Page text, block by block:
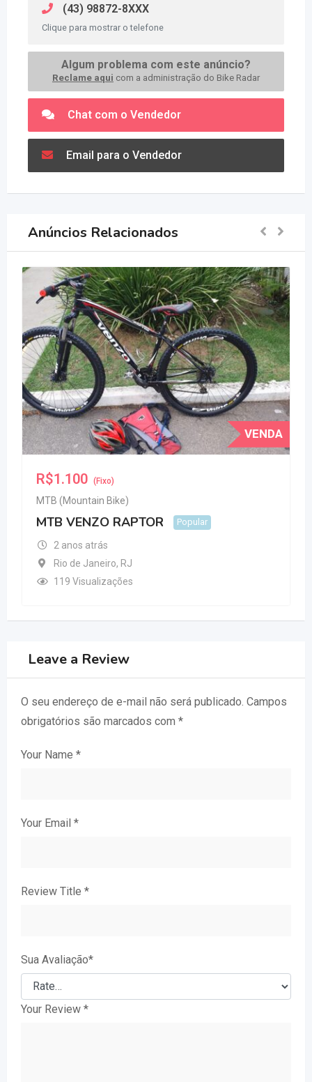
(43) 98872-8XXX
Clique para mostrar o telefone
Algum problema com este anúncio?
Reclame aqui com a administração do Bike Radar
Chat com o Vendedor
Email para o Vendedor
Anúncios Relacionados
VENDA
R$1.100 (Fixo)
MTB (Mountain Bike)
MTB VENZO RAPTOR Popular
2 anos atrás
Rio de Janeiro, RJ
119 Visualizações
Leave a Review
O seu endereço de e-mail não será publicado. Campos
obrigatórios são marcados com *
Your Name *
Your Email *
Review Title *
Sua Avaliação*
Your Review *